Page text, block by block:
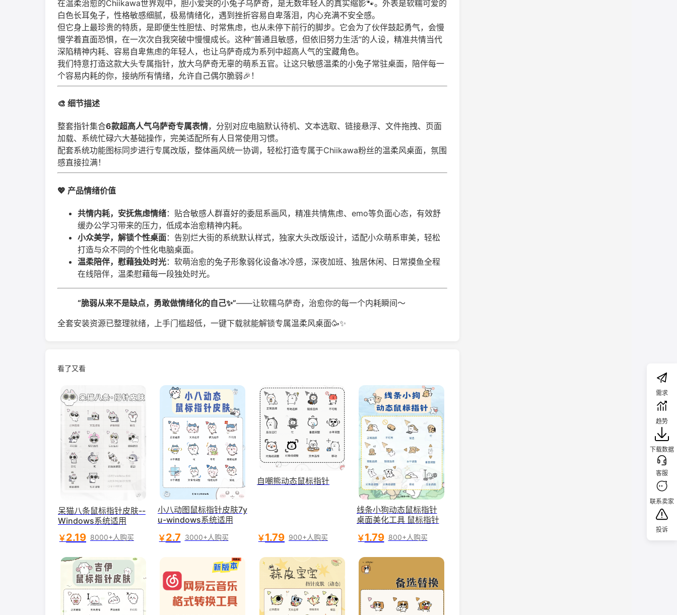
在温柔治愈的Chiikawa世界观中，胆小爱哭的小兔子乌萨奇，是无数年轻人的真实缩影🐾。外表是软糯可爱的
白色长耳兔子，性格敏感细腻，极易情绪化，遇到挫折容易自卑落泪，内心充满不安全感。
但它身上最珍贵的特质，是即便生性胆怯、时常焦虑，也从未停下前行的脚步。它会为了伙伴鼓起勇气，会慢
慢学着直面恐惧，在一次次自我突破中慢慢成长。这种“普通且敏感，但依旧努力生活”的人设，精准共情当代
深陷精神内耗、容易自卑焦虑的年轻人，也让乌萨奇成为系列中超高人气的宝藏角色。
我们特意打造这款大头专属指针，放大乌萨奇无辜的萌系五官。让这只敏感温柔的小兔子常驻桌面，陪伴每一
个容易内耗的你，接纳所有情绪，允许自己偶尔脆弱🎉！
🎨 细节描述
整套指针集合6款超高人气乌萨奇专属表情，分别对应电脑默认待机、文本选取、链接悬浮、文件拖拽、页面
加载、系统忙碌六大基础操作，完美适配所有人日常使用习惯。
配套系统功能图标同步进行专属改版，整体画风统一协调，轻松打造专属于Chiikawa粉丝的温柔风桌面，氛围
感直接拉满！
💖 产品情绪价值
共情内耗，安抚焦虑情绪：贴合敏感人群喜好的委屈系画风，精准共情焦虑、emo等负面心态，有效舒
缓办公学习带来的压力，低成本治愈精神内耗。
小众美学，解锁个性桌面：告别烂大街的系统默认样式，独家大头改版设计，适配小众萌系审美，轻松
打造与众不同的个性化电脑桌面。
温柔陪伴，慰藉独处时光：软萌治愈的兔子形象弱化设备冰冷感，深夜加班、独居休闲、日常摸鱼全程
在线陪伴，温柔慰藉每一段独处时光。
“脆弱从来不是缺点，勇敢做情绪化的自己✨”——让软糯乌萨奇，治愈你的每一个内耗瞬间～
全套安装资源已整理就绪，上手门槛超低，一键下载就能解锁专属温柔风桌面🥳✨
看了又看
呆猫八条鼠标指针皮肤--
Windows系统适用
￥2.19 8000+人购买
小八动图鼠标指针皮肤7y
u-windows系统适用
￥2.7 3000+人购买
自嘲熊动态鼠标指针
￥1.79 900+人购买
线条小狗动态鼠标指针
桌面美化工具 鼠标指针
￥1.79 800+人购买
需求
趋势
下载数据
客服
联系卖家
投诉